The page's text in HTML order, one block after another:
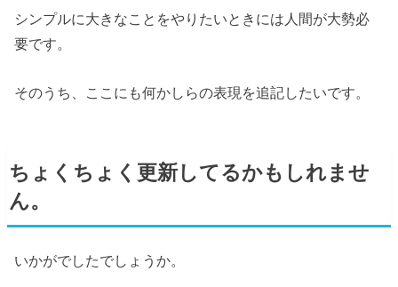
シンプルに大きなことをやりたいときには人間が大勢必
要です。
そのうち、ここにも何かしらの表現を追記したいです。
ちょくちょく更新してるかもしれませ
ん。
いかがでしたでしょうか。